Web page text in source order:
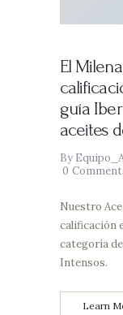
El
guía
aceites
By
0
Nuestro
calificación
categoría
Intensos.
Learn